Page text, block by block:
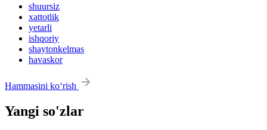
shuursiz
xattotlik
yetarli
ishqoriy
shaytonkelmas
havaskor
Hammasini ko‘rish
Yangi so'zlar